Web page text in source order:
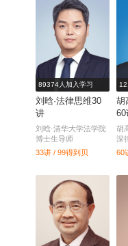
89374人加入学习
刘晗·法律思维30
讲
刘晗·清华大学法学院
博士生导师
33讲 / 99得到贝
胡
60
胡
深
60